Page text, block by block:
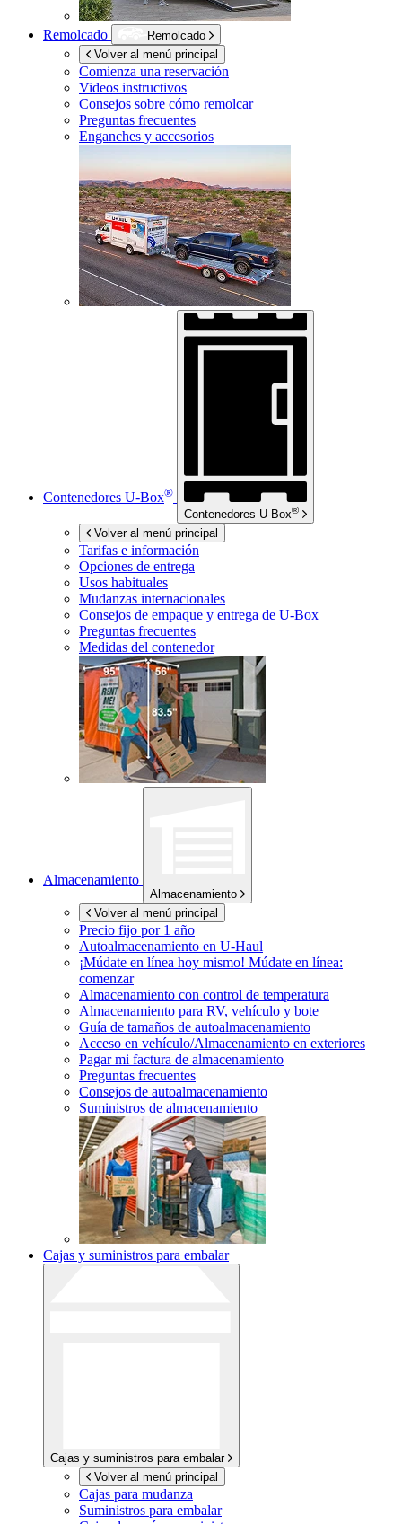
Remolcado
Remolcado
Volver al menú principal
Comienza una reservación
Videos instructivos
Consejos sobre cómo remolcar
Preguntas frecuentes
Enganches y accesorios
Contenedores U-Box®
Contenedores U-Box®
Volver al menú principal
Tarifas e información
Opciones de entrega
Usos habituales
Mudanzas internacionales
Consejos de empaque y entrega de U-Box
Preguntas frecuentes
Medidas del contenedor
Almacenamiento
Almacenamiento
Volver al menú principal
Precio fijo por 1 año
Autoalmacenamiento en U-Haul
¡Múdate en línea hoy mismo! Múdate en línea:
comenzar
Almacenamiento con control de temperatura
Almacenamiento para RV, vehículo y bote
Guía de tamaños de autoalmacenamiento
Acceso en vehículo/Almacenamiento en exteriores
Pagar mi factura de almacenamiento
Preguntas frecuentes
Consejos de autoalmacenamiento
Suministros de almacenamiento
Cajas y suministros para embalar
Cajas y suministros para embalar
Volver al menú principal
Cajas para mudanza
Suministros para embalar